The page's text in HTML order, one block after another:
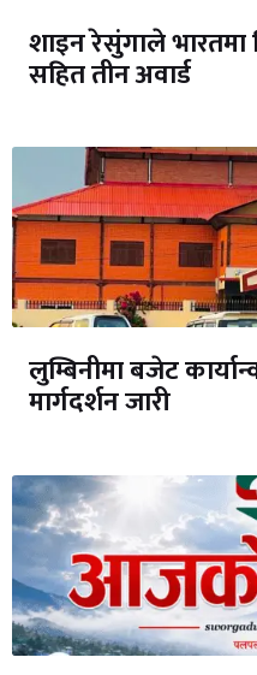
शाइन रेसुंगाले
सहित तीन अवार्ड
लुम्बिनीमा बजेट
मार्गदर्शन जारी